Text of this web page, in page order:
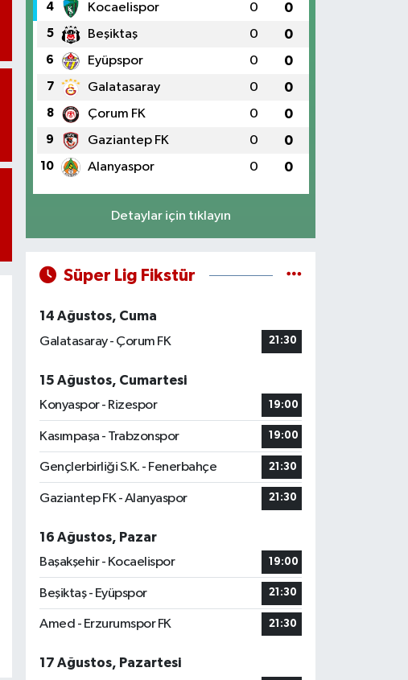
4 Kocaelispor 0 0
5 Beşiktaş 0 0
6 Eyüpspor 0 0
7 Galatasaray 0 0
8 Çorum FK 0 0
9 Gaziantep FK 0 0
10 Alanyaspor 0 0
Detaylar için tıklayın
Süper Lig Fikstür
14 Ağustos, Cuma
Galatasaray - Çorum FK
21:30
15 Ağustos, Cumartesi
Konyaspor - Rizespor
19:00
Kasımpaşa - Trabzonspor 19:00
Gençlerbirliği S.K. - Fenerbahçe 21:30
Gaziantep FK - Alanyaspor 21:30
16 Ağustos, Pazar
Başakşehir - Kocaelispor
19:00
Beşiktaş - Eyüpspor 21:30
Amed - Erzurumspor FK 21:30
17 Ağustos, Pazartesi